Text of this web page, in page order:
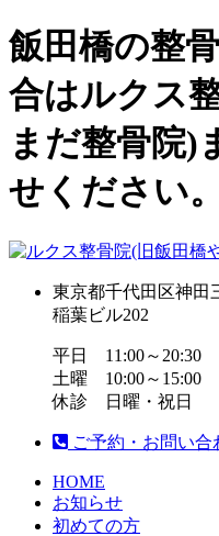
飯田橋の整
合はルクス
まだ整骨院)
せください。
東京都千代田区神田
稲葉ビル202
平日 11:00～20:30
土曜 10:00～15:00
休診 日曜・祝日
ご予約・お問い合
HOME
お知らせ
初めての方